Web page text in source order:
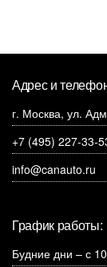
Адрес и
г. Москва, ул.
+7 (495) 227-33-
info@canauto.ru
График работы:
Будние дни – с